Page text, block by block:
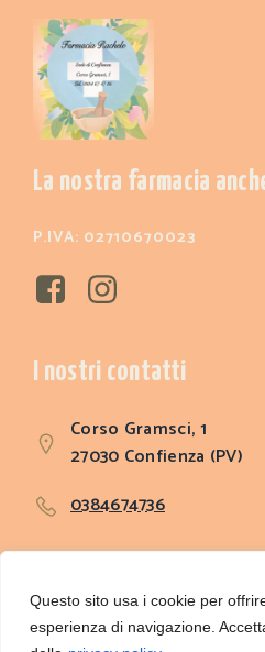
Questo sito usa i cookie per
esperienza di navigazione.
La nostra farmacia
P.IVA: 02710670023
I nostri contatti
Corso Gramsci, 1
27030 Confienza (PV)
0384674736